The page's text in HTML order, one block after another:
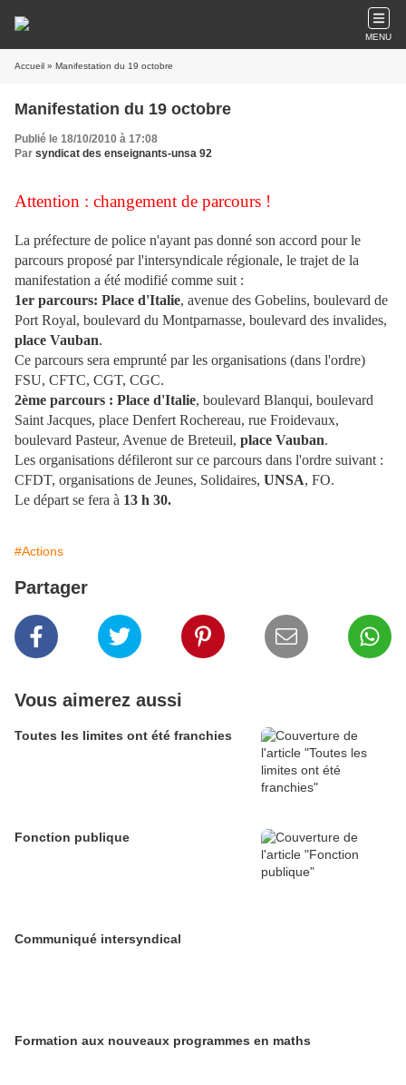
MENU
Accueil » Manifestation du 19 octobre
Manifestation du 19 octobre
Publié le 18/10/2010 à 17:08
Par syndicat des enseignants-unsa 92
Attention : changement de parcours !
La préfecture de police n'ayant pas donné son accord pour le
parcours proposé par l'intersyndicale régionale, le trajet de la
manifestation a été modifié comme suit :
1er parcours: Place d'Italie, avenue des Gobelins, boulevard de
Port Royal, boulevard du Montparnasse, boulevard des invalides,
place Vauban.
Ce parcours sera emprunté par les organisations (dans l'ordre)
FSU, CFTC, CGT, CGC.
2ème parcours : Place d'Italie, boulevard Blanqui, boulevard
Saint Jacques, place Denfert Rochereau, rue Froidevaux,
boulevard Pasteur, Avenue de Breteuil, place Vauban.
Les organisations défileront sur ce parcours dans l'ordre suivant :
CFDT, organisations de Jeunes, Solidaires, UNSA, FO.
Le départ se fera à 13 h 30.
#Actions
Partager
Vous aimerez aussi
Toutes les limites ont été franchies
Fonction publique
Communiqué intersyndical
Formation aux nouveaux programmes en maths